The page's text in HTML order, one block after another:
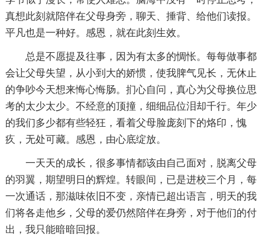
真想此刻就陪伴在父母身旁，聊天、捶背、给他们读报。
平凡也是一种好。感恩，就在此刻生效。
总是不愿提及往事，因为有太多的惆怅。每每做事都
会让父母失望，从小到大的娇惯，使我脾气见长，无休止
的争吵今天想来悔心悔肠。扪心自问，真心为父母换位思
考的太少太少。不经意的顶撞，细细品位泪却千行。年少
的我们多少都有些轻狂，看着父母脸庞刻下的烙印，愧
疚，无处可藏。感恩，由心底绽放。
一天天的成长，很多事情都该由自己面对，脱离父母
的羽翼，期望明日的辉煌。转眼间，已是进校三个月，每
一次通话，那滋味依旧不变，亲情已超出语言，明天的我
们将各走他乡，父母的爱仍然陪伴在身旁，对于他们的付
出，我只能暗暗回报。